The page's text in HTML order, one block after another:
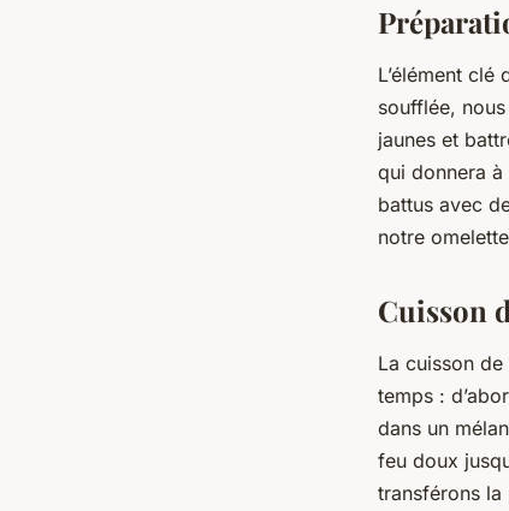
L’élément
soufflée,
jaunes et
qui donnera à
battus avec
notre
Cuisson
La cuisson
temps :
dans un
feu doux
transférons la